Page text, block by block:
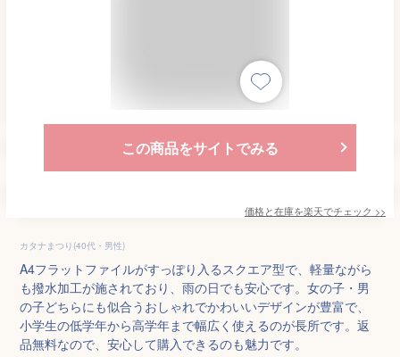
この商品をサイトでみる
価格と在庫を楽天でチェック >>
カタナまつり(40代・男性)
A4フラットファイルがすっぽり入るスクエア型で、軽量ながら
も撥水加工が施されており、雨の日でも安心です。女の子・男
の子どちらにも似合うおしゃれでかわいいデザインが豊富で、
小学生の低学年から高学年まで幅広く使えるのが長所です。返
品無料なので、安心して購入できるのも魅力です。